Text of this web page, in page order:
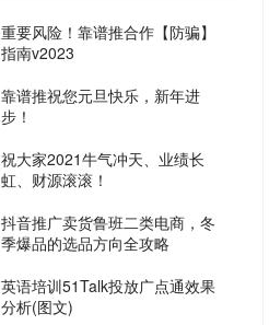
重要风险！靠谱推合作【防骗】
指南v2023
靠谱推祝您元旦快乐，新年进
步！
祝大家2021牛气冲天、业绩长
虹、财源滚滚！
抖音推广卖货鲁班二类电商，冬
季爆品的选品方向全攻略
英语培训51Talk投放广点通效果
分析(图文)